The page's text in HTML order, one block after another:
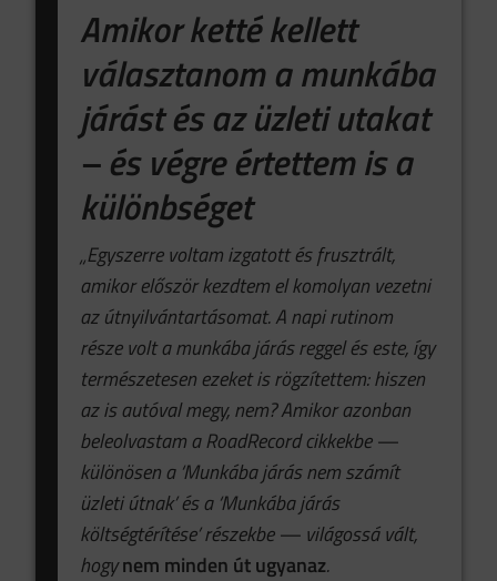
Amikor ketté kellett
választanom a munkába
járást és az üzleti utakat
– és végre értettem is a
különbséget
„Egyszerre voltam izgatott és frusztrált,
amikor először kezdtem el komolyan vezetni
az útnyilvántartásomat. A napi rutinom
része volt a munkába járás reggel és este, így
természetesen ezeket is rögzítettem: hiszen
az is autóval megy, nem? Amikor azonban
beleolvastam a RoadRecord cikkekbe —
különösen a ‘Munkába járás nem számít
üzleti útnak’ és a ‘Munkába járás
költségtérítése’ részekbe — világossá vált,
hogynem minden út ugyanaz.